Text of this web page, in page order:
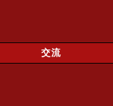
交流